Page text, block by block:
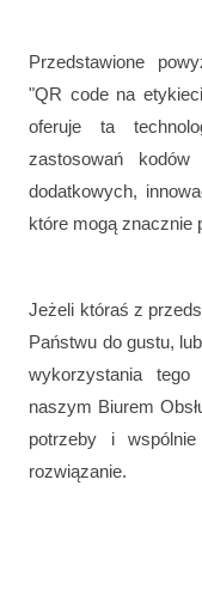
Przedstawione
"QR code na
oferuje ta
zastosowań
dodatkowych,
które mogą znacznie
Jeżeli któraś z
Państwu do gustu,
wykorzystania
naszym Biurem
potrzeby i wspólnie
rozwiązanie.